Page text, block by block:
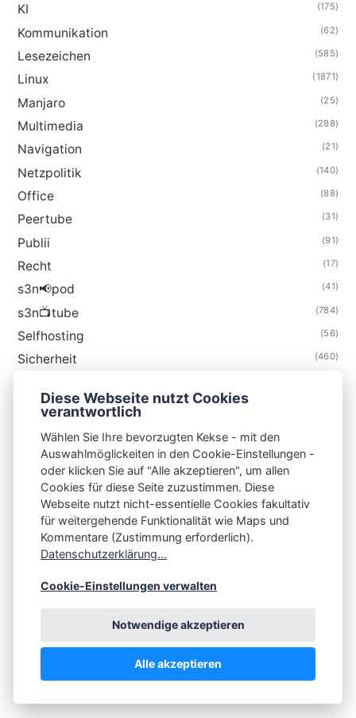
KI (175)
Kommunikation (62)
Lesezeichen (585)
Linux (1871)
Manjaro (25)
Multimedia (288)
Navigation (21)
Netzpolitik (140)
Office (88)
Peertube (31)
Publii (91)
Recht (17)
s3n📢pod (41)
s3n📺tube (784)
Selfhosting (56)
Sicherheit (460)
Thunderbird
S3N🧩NET
Integrating Open-Source Blog Network (iOSBN)
Impressum
Kontakt
💪by☕ ❤️ & Publii CMS
Diese Webseite nutzt Cookies
verantwortlich
Wählen Sie Ihre bevorzugten Kekse - mit den
Auswahlmöglickeiten in den Cookie-Einstellungen -
oder klicken Sie auf "Alle akzeptieren", um allen
Cookies für diese Seite zuzustimmen. Diese
Webseite nutzt nicht-essentielle Cookies fakultativ
für weitergehende Funktionalität wie Maps und
Kommentare (Zustimmung erforderlich).
Datenschutzerklärung...
Cookie-Einstellungen verwalten
Notwendige akzeptieren
Alle akzeptieren